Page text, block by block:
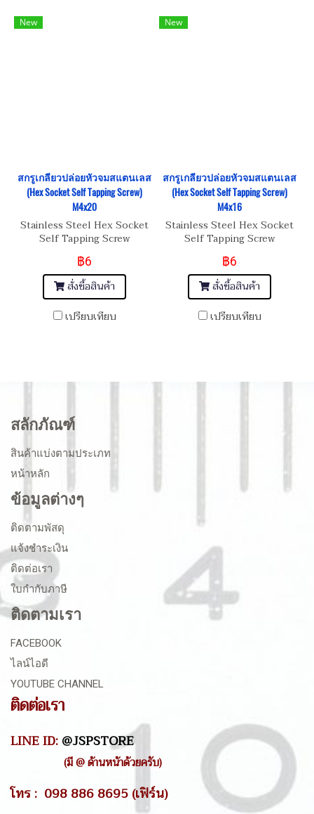
New
สกรูเกลียวปล่อยหัวจมสแตนเลส
(Hex Socket Self Tapping Screw)
M4x20
Stainless Steel Hex Socket
Self Tapping Screw
฿6
สั่งซื้อสินค้า
เปรียบเทียบ
New
สกรูเกลียวปล่อยหัวจมสแตนเลส
(Hex Socket Self Tapping Screw)
M4x16
Stainless Steel Hex Socket
Self Tapping Screw
฿6
สั่งซื้อสินค้า
เปรียบเทียบ
สลักภัณฑ์
สินค้าแบ่งตามประเภท
หน้าหลัก
ข้อมูลต่างๆ
ติดตามพัสดุ
แจ้งชำระเงิน
ติดต่อเรา
ใบกำกับภาษี
ติดตามเรา
FACEBOOK
ไลน์ไอดี
YOUTUBE CHANNEL
ติดต่อเรา
LINE ID:@JSPSTORE
(มี @ ด้านหน้าด้วยครับ)
โทร : 098 886 8695 (เฟิร์น)